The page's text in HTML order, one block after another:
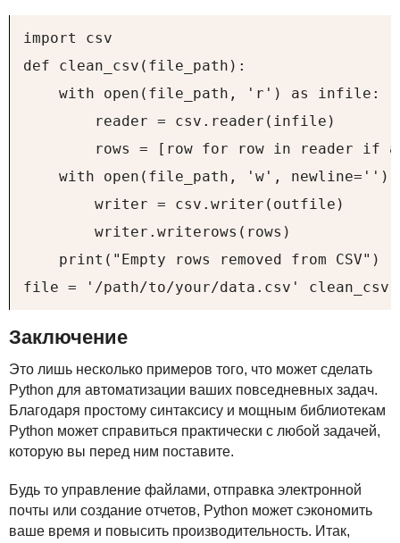
import csv
def clean_csv(file_path):
    with open(file_path, 'r') as infile:
        reader = csv.reader(infile)
rows = [row for row in reader if
with open(file_path, 'w', newline='')
        writer = csv.writer(outfile)
        writer.writerows(rows)
    print("Empty rows removed from CSV")
file = '/path/to/your/data.csv'
Заключение
Это лишь несколько примеров того, что может сделать
Python для автоматизации ваших повседневных задач.
Благодаря простому синтаксису и мощным библиотекам
Python может справиться практически с любой задачей,
которую вы перед ним поставите.
Будь то управление файлами, отправка электронной
почты или создание отчетов, Python может сэкономить
ваше время и повысить производительность. Итак,